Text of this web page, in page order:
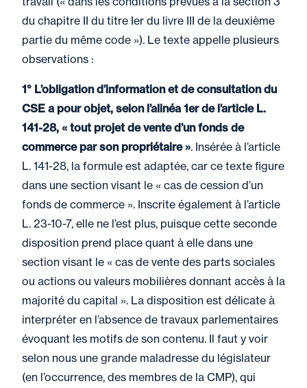
du chapitre II du titre Ier du livre III de la deuxième
partie du même code »). Le texte appelle plusieurs
observations :
1° L’obligation d’information et de consultation du
CSE a pour objet, selon l’alinéa 1er de l’article L.
141-28, « tout projet de vente d’un fonds de
commerce par son propriétaire ». Insérée à l’article
L. 141-28, la formule est adaptée, car ce texte figure
dans une section visant le « cas de cession d’un
fonds de commerce ». Inscrite également à l’article
L. 23-10-7, elle ne l’est plus, puisque cette seconde
disposition prend place quant à elle dans une
section visant le « cas de vente des parts sociales
ou actions ou valeurs mobilières donnant accès à la
majorité du capital ». La disposition est délicate à
interpréter en l’absence de travaux parlementaires
évoquant les motifs de son contenu. Il faut y voir
selon nous une grande maladresse du législateur
(en l’occurrence, des membres de la CMP), qui